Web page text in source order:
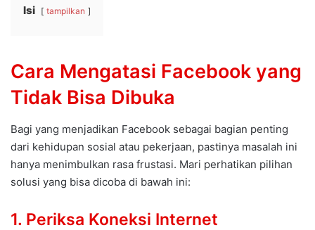
Isi tampilkan
Cara Mengatasi Facebook yang
Tidak Bisa Dibuka
Bagi yang menjadikan Facebook sebagai bagian penting
dari kehidupan sosial atau pekerjaan, pastinya masalah ini
hanya menimbulkan rasa frustasi. Mari perhatikan pilihan
solusi yang bisa dicoba di bawah ini:
1. Periksa Koneksi Internet